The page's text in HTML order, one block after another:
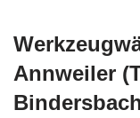
Annweiler